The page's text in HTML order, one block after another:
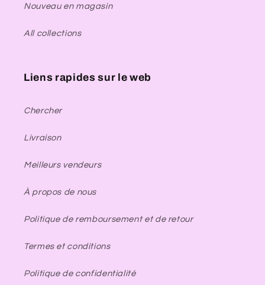
Nouveau en magasin
All collections
Liens rapides sur le web
Chercher
Livraison
Meilleurs vendeurs
À propos de nous
Politique de remboursement et de retour
Termes et conditions
Politique de confidentialité